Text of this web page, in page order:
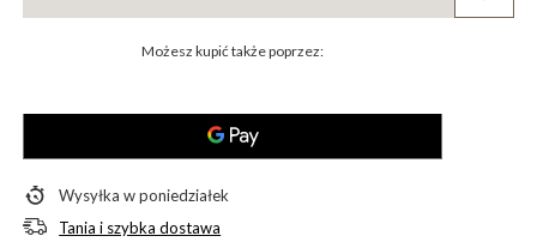
Możesz kupić także poprzez:
Wysyłkaw poniedziałek
Tania i szybka dostawa